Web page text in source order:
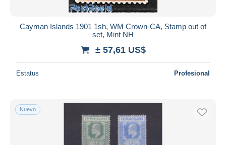
Cayman Islands 1901 1sh, WM Crown-CA, Stamp out of
set, Mint NH
± 57,61 US$
Estatus Profesional
Nuevo